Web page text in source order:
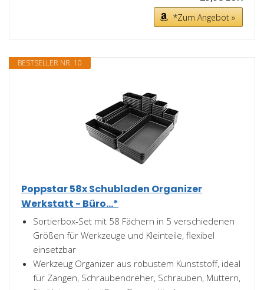
*Zum Angebot »
BESTSELLER NR. 10
Poppstar 58x Schubladen Organizer
Werkstatt - Büro...*
Sortierbox-Set mit 58 Fächern in 5 verschiedenen
Größen für Werkzeuge und Kleinteile, flexibel
einsetzbar
Werkzeug Organizer aus robustem Kunststoff, ideal
für Zangen, Schraubendreher, Schrauben, Muttern,